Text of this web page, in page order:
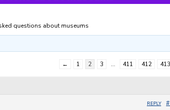
questions about museums
← 1 2 3 … 411 412 413
REPLY